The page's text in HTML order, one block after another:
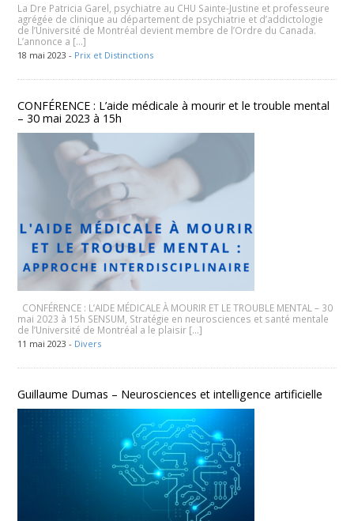
La Dre Patricia Garel, psychiatre au CHU Sainte-Justine et professeure
agrégée de clinique au département de psychiatrie et d’addictologie
de l’Université de Montréal devient membre de l’Ordre du Canada.
L’annonce a […]
18 mai 2023 - Prix et Distinctions
CONFÉRENCE : L’aide médicale à mourir et le trouble mental
– 30 mai 2023 à 15h
CONFÉRENCE : L’AIDE MÉDICALE À MOURIR ET LE TROUBLE MENTAL – 30
mai 2023 à 15h SENSUM, Stratégie en neurosciences et santé mentale
de l’Université de Montréal a le plaisir […]
11 mai 2023 - Divers
Guillaume Dumas – Neurosciences et intelligence artificielle